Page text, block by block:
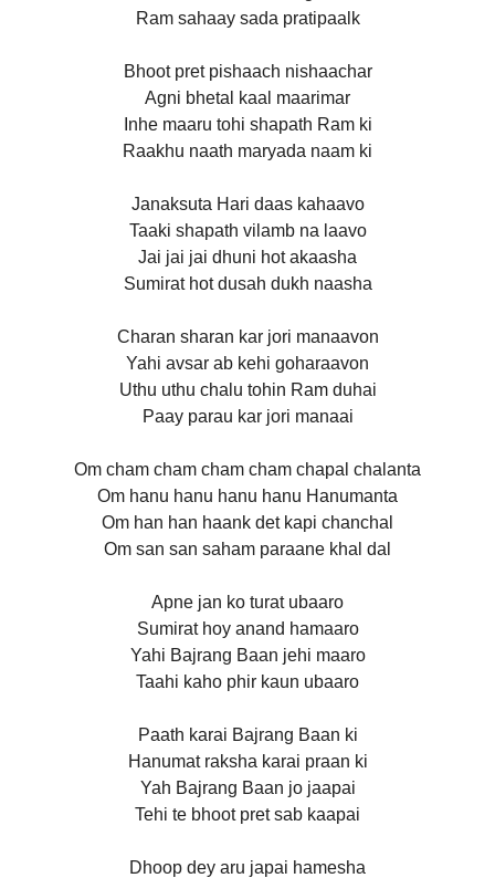
Ram sahaay sada pratipaalk
Bhoot pret pishaach nishaachar
Agni bhetal kaal maarimar
Inhe maaru tohi shapath Ram ki
Raakhu naath maryada naam ki
Janaksuta Hari daas kahaavo
Taaki shapath vilamb na laavo
Jai jai jai dhuni hot akaasha
Sumirat hot dusah dukh naasha
Charan sharan kar jori manaavon
Yahi avsar ab kehi goharaavon
Uthu uthu chalu tohin Ram duhai
Paay parau kar jori manaai
Om cham cham cham cham chapal chalanta
Om hanu hanu hanu hanu Hanumanta
Om han han haank det kapi chanchal
Om san san saham paraane khal dal
Apne jan ko turat ubaaro
Sumirat hoy anand hamaaro
Yahi Bajrang Baan jehi maaro
Taahi kaho phir kaun ubaaro
Paath karai Bajrang Baan ki
Hanumat raksha karai praan ki
Yah Bajrang Baan jo jaapai
Tehi te bhoot pret sab kaapai
Dhoop dey aru japai hamesha